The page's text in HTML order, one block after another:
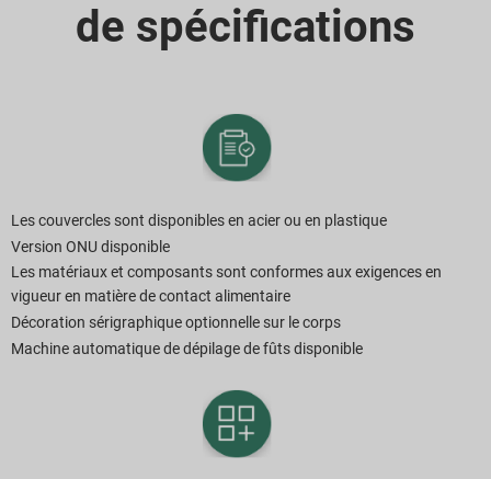
de spécifications
Les couvercles sont disponibles en acier ou en plastique
Version ONU disponible
Les matériaux et composants sont conformes aux exigences en
vigueur en matière de contact alimentaire
Décoration sérigraphique optionnelle sur le corps
Machine automatique de dépilage de fûts disponible